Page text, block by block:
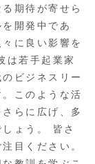
期待が寄せら
開発中であ
に良い影響を
は若手起業家
ビジネスリー
このような活
らに広げ、多
ょう。 皆さ
目ください。